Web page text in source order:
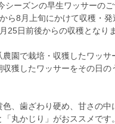
シーズンの早生ワッサーのご
ら8月上旬にかけて収穫・発
月25日前後からの収穫となり
園で栽培・収獲したワッサ
収獲したワッサーをその日の
色、歯ざわり硬め、甘さの中
「丸かじり」がおススメです。